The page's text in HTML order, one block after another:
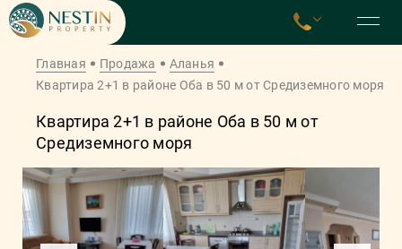
Главная Продажа
Аланья
Квартира 2+1 в районе Оба в 50 м от Средиземного моря
Квартира 2+1 в районе Оба в 50 м от
Средиземного моря